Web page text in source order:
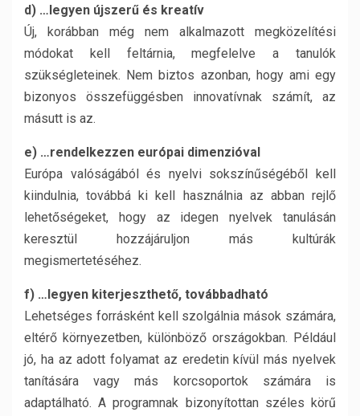
d) …legyen újszerű és kreatív
Új, korábban még nem alkalmazott megközelítési
módokat kell feltárnia, megfelelve a tanulók
szükségleteinek. Nem biztos azonban, hogy ami egy
bizonyos összefüggésben innovatívnak számít, az
másutt is az.
e) …rendelkezzen európai dimenzióval
Európa valóságából és nyelvi sokszínűségéből kell
kiindulnia, továbbá ki kell használnia az abban rejlő
lehetőségeket, hogy az idegen nyelvek tanulásán
keresztül hozzájáruljon más kultúrák
megismertetéséhez.
f) …legyen kiterjeszthető, továbbadható
Lehetséges forrásként kell szolgálnia mások számára,
eltérő környezetben, különböző országokban. Például
jó, ha az adott folyamat az eredetin kívül más nyelvek
tanítására vagy más korcsoportok számára is
adaptálható. A programnak bizonyítottan széles körű